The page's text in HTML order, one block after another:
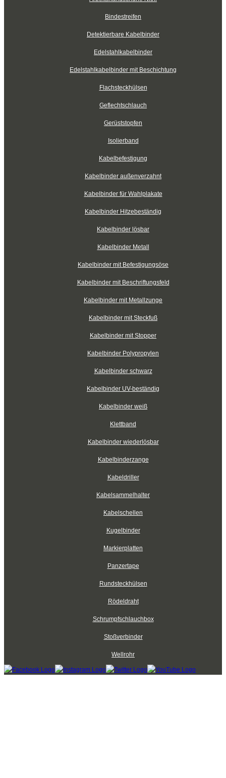
Bindestreifen
Detektierbare Kabelbinder
Edelstahlkabelbinder
Edelstahlkabelbinder mit Beschichtung
Flachsteckhülsen
Geflechtschlauch
Gerüststopfen
Isolierband
Kabelbefestigung
Kabelbinder außenverzahnt
Kabelbinder für Wahlplakate
Kabelbinder Hitzebeständig
Kabelbinder lösbar
Kabelbinder Metall
Kabelbinder mit Befestigungsöse
Kabelbinder mit Beschriftungsfeld
Kabelbinder mit Metallzunge
Kabelbinder mit Steckfuß
Kabelbinder mit Stopper
Kabelbinder Polypropylen
Kabelbinder schwarz
Kabelbinder UV-beständig
Kabelbinder weiß
Klettband
Kabelbinder wiederlösbar
Kabelbinderzange
Kabeldriller
Kabelsammelhalter
Kabelschellen
Kugelbinder
Markierplatten
Panzertape
Rundsteckhülsen
Rödeldraht
Schrumpfschlauchbox
Stoßverbinder
Wellrohr